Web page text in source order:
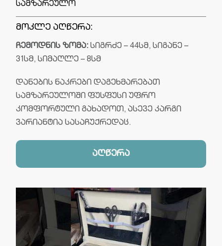
სამზარეულო
მოკლე აღწერა:
ჩემოდნის ზომა: სიგრძე – 44სმ, სიგანე –
31სმ, სიმაღლე – 8სმ
დანების ნაკრები დაგეხმარებათ
სამზარეულოში ფუსფუსი უფრო
კომფორტული გახადოთ, ასევე კარგი
ვარიანტია სასაჩუქრედაც.
აღწერა